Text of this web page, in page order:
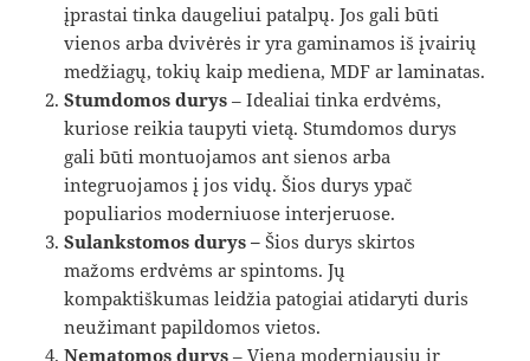
įprastai tinka daugeliui patalpų. Jos gali būti
vienos arba dvivėrės ir yra gaminamos iš įvairių
medžiagų, tokių kaip mediena, MDF ar laminatas.
Stumdomos durys – Idealiai tinka erdvėms,
kuriose reikia taupyti vietą. Stumdomos durys
gali būti montuojamos ant sienos arba
integruojamos į jos vidų. Šios durys ypač
populiarios moderniuose interjeruose.
Sulankstomos durys – Šios durys skirtos
mažoms erdvėms ar spintoms. Jų
kompaktiškumas leidžia patogiai atidaryti duris
neužimant papildomos vietos.
Nematomos durys – Viena moderniausių ir